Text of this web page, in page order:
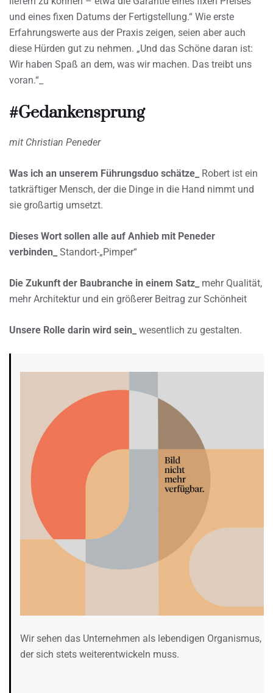
und eines fixen Datums der Fertigstellung.“ Wie erste
Erfahrungswerte aus der Praxis zeigen, seien aber auch
diese Hürden gut zu nehmen. „Und das Schöne daran ist:
Wir haben Spaß an dem, was wir machen. Das treibt uns
voran.“_
#Gedankensprung
mit Christian Peneder
Was ich an unserem Führungsduo schätze_
Robert ist ein
tatkräftiger Mensch, der die Dinge in die Hand nimmt und
sie großartig umsetzt.
Dieses Wort sollen alle auf Anhieb mit Peneder
verbinden_
Standort-„Pimper“
Die Zukunft der Baubranche in einem Satz_
mehr Qualität,
mehr Architektur und ein größerer Beitrag zur Schönheit
Unsere Rolle darin wird sein_ wesentlich zu gestalten.
Wir sehen das Unternehmen als lebendigen Organismus,
der sich stets weiterentwickeln muss.